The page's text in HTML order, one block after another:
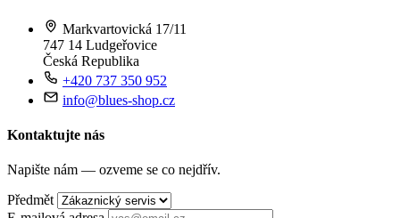
Markvartovická 17/11
747 14 Ludgeřovice
Česká Republika
+420 737 350 952
info@blues-shop.cz
Kontaktujte nás
Napište nám — ozveme se co nejdřív.
Předmět